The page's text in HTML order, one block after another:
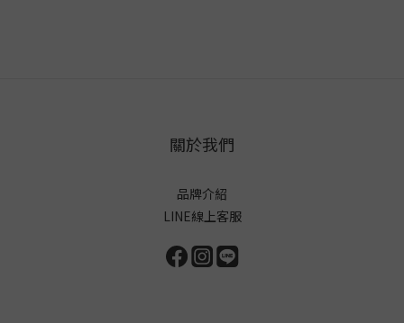
關於我們
品牌介紹
LINE線上客服